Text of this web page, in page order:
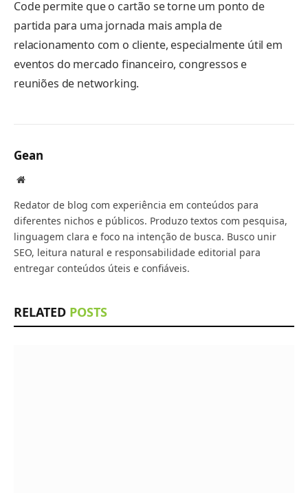
Code permite que o cartão se torne um ponto de
partida para uma jornada mais ampla de
relacionamento com o cliente, especialmente útil em
eventos do mercado financeiro, congressos e
reuniões de networking.
Gean
Website
Redator de blog com experiência em conteúdos para
diferentes nichos e públicos. Produzo textos com pesquisa,
linguagem clara e foco na intenção de busca. Busco unir
SEO, leitura natural e responsabilidade editorial para
entregar conteúdos úteis e confiáveis.
RELATED POSTS